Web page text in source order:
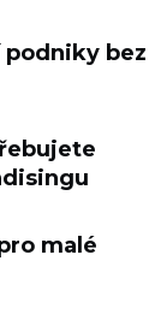
bez
malé